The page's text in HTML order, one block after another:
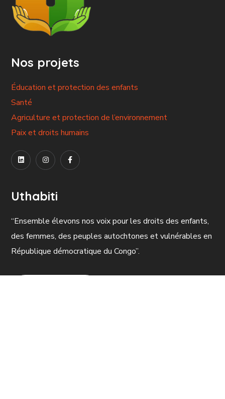
Nos projets
Éducation et protection des enfants
Santé
Agriculture et protection de l’environnement
Paix et droits humains
Uthabiti
“Ensemble élevons nos voix pour les droits des enfants,
des femmes, des peuples autochtones et vulnérables en
République démocratique du Congo”.